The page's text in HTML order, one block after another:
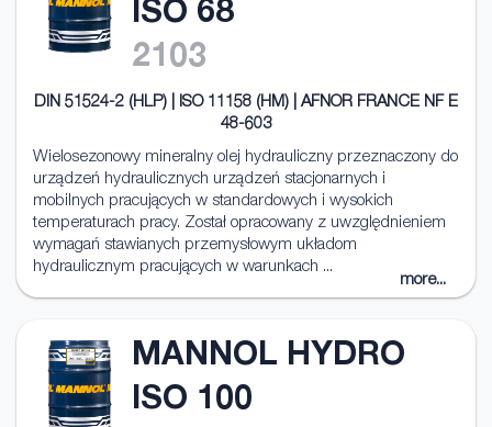
ISO 68
2103
DIN 51524-2 (HLP) | ISO 11158 (HM) | AFNOR FRANCE NF E
48-603
Wielosezonowy mineralny olej hydrauliczny przeznaczony do
urządzeń hydraulicznych urządzeń stacjonarnych i
mobilnych pracujących w standardowych i wysokich
temperaturach pracy. Został opracowany z uwzględnieniem
wymagań stawianych przemysłowym układom
hydraulicznym pracujących w warunkach ...
more...
MANNOL HYDRO
ISO 100